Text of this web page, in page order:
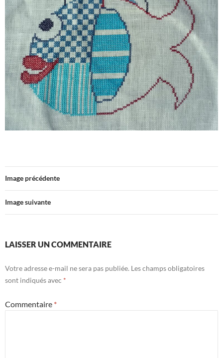
Image précédente
Image suivante
LAISSER UN COMMENTAIRE
Votre adresse e-mail ne sera pas publiée. Les champs obligatoires
sont indiqués avec *
Commentaire *